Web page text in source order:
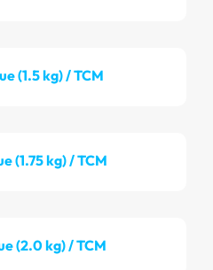
(1.5 kg) / TCM
(1.75 kg) / TCM
(2.0 kg) / TCM